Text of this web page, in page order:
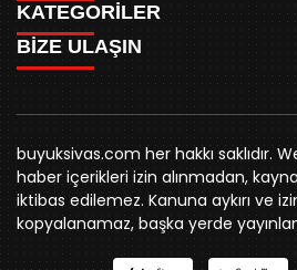
ANASAYFA
AKSU CANLI
MEYDAN CANLI
MEDRESELER CANLI
MERAKÜM CANLI
YUKARI TEKKE CANLI
KURUMSAL KİMLİK
REKLAM FİYATLARI
BİZE ULAŞIN
KÜNYE
KATEGORİLER
WHATSAPP
SPOR
SİYASET
BELEDİYE
SİVAS VALİLİĞİ
ÜNİVERSİTE
KURUMLAR
STK
YORUM
BİZE ULAŞIN
0346 221 00 60
buyuksivashaber@gmail.com
Örtülüpınar Mah. İnönü Bulvarı
Sivas
buyuksivas.com her hakkı saklıdır.
haber içerikleri izin alınmadan,
iktibas edilemez. Kanuna aykırı ve
kopyalanamaz, başka yerde